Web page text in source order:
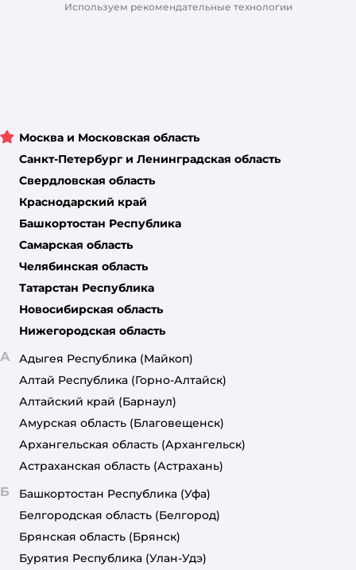
Используем рекомендательные технологии
Москва и Московская область
Санкт-Петербург и Ленинградская область
Свердловская область
Краснодарский край
Башкортостан Республика
Самарская область
Челябинская область
Татарстан Республика
Новосибирская область
Нижегородская область
А Адыгея Республика (Майкоп)
Алтай Республика (Горно-Алтайск)
Алтайский край (Барнаул)
Амурская область (Благовещенск)
Архангельская область (Архангельск)
Астраханская область (Астрахань)
Б Башкортостан Республика (Уфа)
Белгородская область (Белгород)
Брянская область (Брянск)
Бурятия Республика (Улан-Удэ)